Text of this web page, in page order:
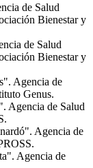
de Salud
Bienestar y
de Salud
Bienestar y
Agencia de
Genus.
Agencia de Salud
Agencia de
Agencia de